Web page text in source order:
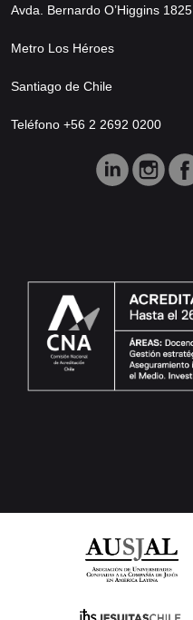
Avda. Bernardo O’Higgins 1825
Metro Los Héroes
Santiago de Chile
Teléfono +56 2 2692 0200